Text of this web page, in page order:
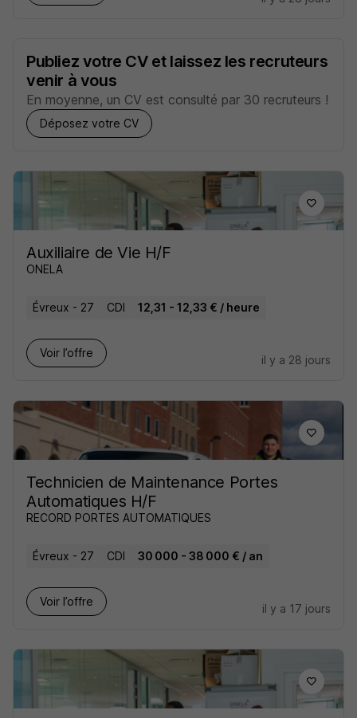
Publiez votre CV et laissez les recruteurs
venir à vous
En moyenne, un CV est consulté par 30 recruteurs !
Déposez votre CV
Auxiliaire de Vie H/F
ONELA
Évreux - 27 CDI 12,31 - 12,33 € / heure
Voir l’offre
il y a 28 jours
Technicien de Maintenance Portes
Automatiques H/F
RECORD PORTES AUTOMATIQUES
Évreux - 27 CDI 30 000 - 38 000 € / an
Voir l’offre
il y a 17 jours